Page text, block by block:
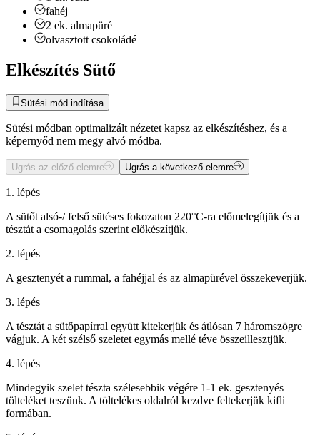
fahéj
2 ek. almapüré
olvasztott csokoládé
Elkészítés Sütő
Sütési mód indítása
Sütési módban optimalizált nézetet kapsz az elkészítéshez, és a
képernyőd nem megy alvó módba.
Ugrás az előző elemre Ugrás a következő elemre
1. lépés
A sütőt alsó-/ felső sütéses fokozaton 220°C-ra előmelegítjük és a
tésztát a csomagolás szerint előkészítjük.
2. lépés
A gesztenyét a rummal, a fahéjjal és az almapürével összekeverjük.
3. lépés
A tésztát a sütőpapírral együtt kitekerjük és átlósan 7 háromszögre
vágjuk. A két szélső szeletet egymás mellé téve összeillesztjük.
4. lépés
Mindegyik szelet tészta szélesebbik végére 1-1 ek. gesztenyés
tölteléket teszünk. A töltelékes oldalról kezdve feltekerjük kifli
formában.